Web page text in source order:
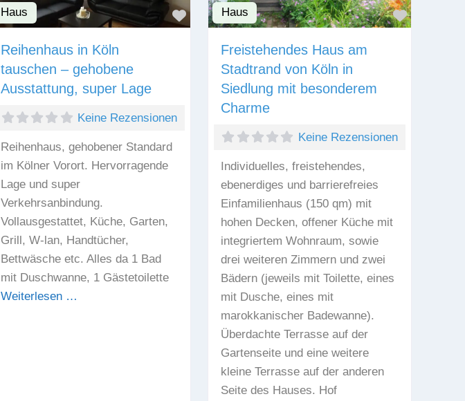
Haus Favorit
Reihenhaus in Köln
tauschen – gehobene
Ausstattung, super Lage
Keine Rezensionen
Reihenhaus, gehobener Standard
im Kölner Vorort. Hervorragende
Lage und super
Verkehrsanbindung.
Vollausgestattet, Küche, Garten,
Grill, W-lan, Handtücher,
Bettwäsche etc. Alles da 1 Bad
mit Duschwanne, 1 Gästetoilette
Weiterlesen …
Haus Favorit
Freistehendes Haus am
Stadtrand von Köln in
Siedlung mit besonderem
Charme
Keine Rezensionen
Individuelles, freistehendes,
ebenerdiges und barrierefreies
Einfamilienhaus (150 qm) mit
hohen Decken, offener Küche mit
integriertem Wohnraum, sowie
drei weiteren Zimmern und zwei
Bädern (jeweils mit Toilette, eines
mit Dusche, eines mit
marokkanischer Badewanne).
Überdachte Terrasse auf der
Gartenseite und eine weitere
kleine Terrasse auf der anderen
Seite des Hauses. Hof